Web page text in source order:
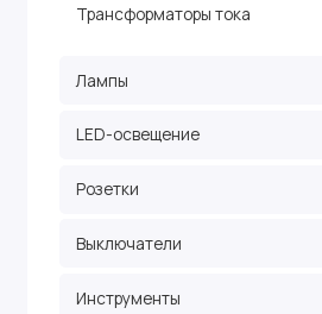
Трансформаторы тока
Лампы
LED-освещение
Розетки
Выключатели
Инструменты